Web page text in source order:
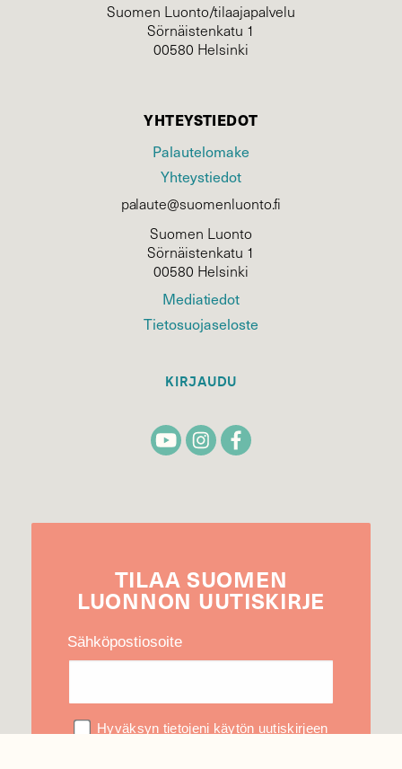
Suomen Luonto/tilaajapalvelu
Sörnäistenkatu 1
00580 Helsinki
YHTEYSTIEDOT
Palautelomake
Yhteystiedot
palaute@suomenluonto.fi
Suomen Luonto
Sörnäistenkatu 1
00580 Helsinki
Mediatiedot
Tietosuojaseloste
KIRJAUDU
TILAA SUOMEN
LUONNON UUTIS­KIRJE
Sähköpostiosoite
Hyväksyn tietojeni käytön uutiskirjeen